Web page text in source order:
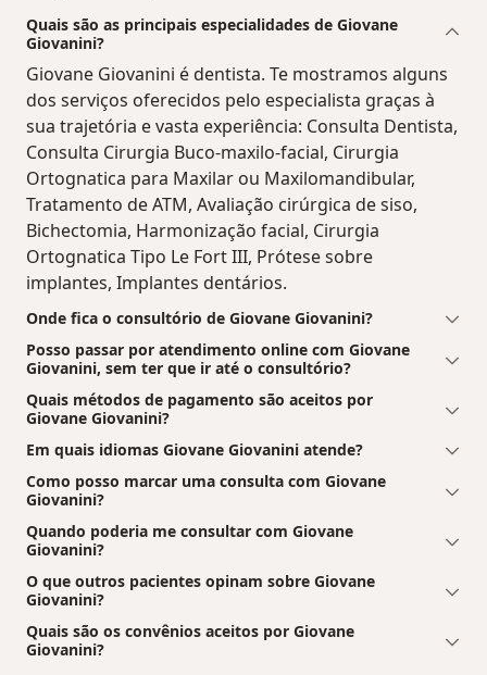
Quais são as principais especialidades de Giovane
Giovanini?
Giovane Giovanini é dentista. Te mostramos alguns
dos serviços oferecidos pelo especialista graças à
sua trajetória e vasta experiência: Consulta Dentista,
Consulta Cirurgia Buco-maxilo-facial, Cirurgia
Ortognatica para Maxilar ou Maxilomandibular,
Tratamento de ATM, Avaliação cirúrgica de siso,
Bichectomia, Harmonização facial, Cirurgia
Ortognatica Tipo Le Fort III, Prótese sobre
implantes, Implantes dentários.
Onde fica o consultório de Giovane Giovanini?
Posso passar por atendimento online com Giovane
Giovanini, sem ter que ir até o consultório?
Quais métodos de pagamento são aceitos por
Giovane Giovanini?
Em quais idiomas Giovane Giovanini atende?
Como posso marcar uma consulta com Giovane
Giovanini?
Quando poderia me consultar com Giovane
Giovanini?
O que outros pacientes opinam sobre Giovane
Giovanini?
Quais são os convênios aceitos por Giovane
Giovanini?